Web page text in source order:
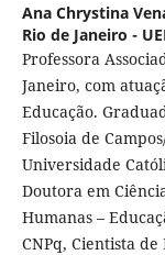
Ana Chrystina
Rio de Janeiro -
Professora
Janeiro, com
Educação.
Filosoia de
Universidade
Doutora em
Humanas –
CNPq, Cientista de